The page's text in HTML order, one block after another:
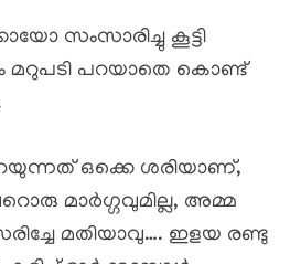
സംസാരിച്ചു കൂട്ടി
മറുപടി പറയാതെ കൊണ്ട്
ഒക്കെ ശരിയാണ്,
മാർഗ്ഗവുമില്ല, അമ്മ
മതിയാവു…. ഇളയ രണ്ടു